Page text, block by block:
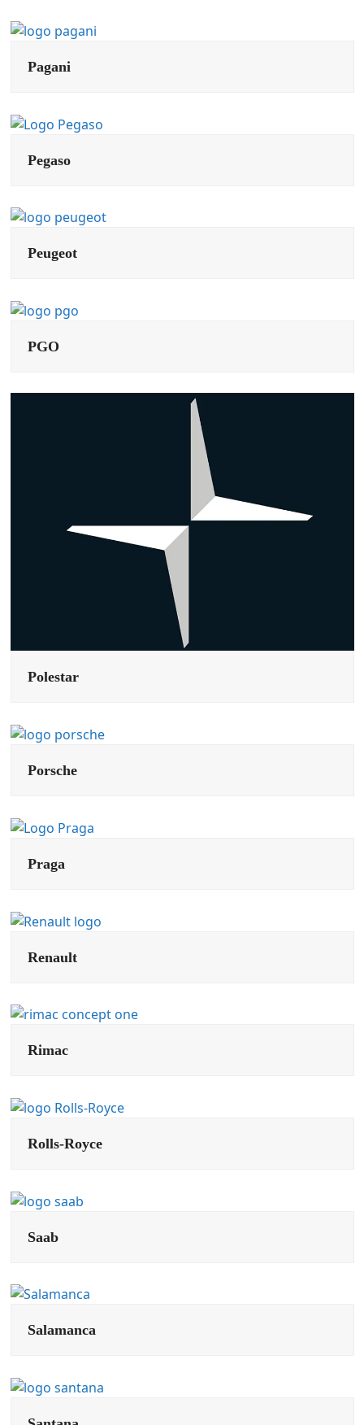
Pagani
Pegaso
Peugeot
PGO
Polestar
Porsche
Praga
Renault
Rimac
Rolls-Royce
Saab
Salamanca